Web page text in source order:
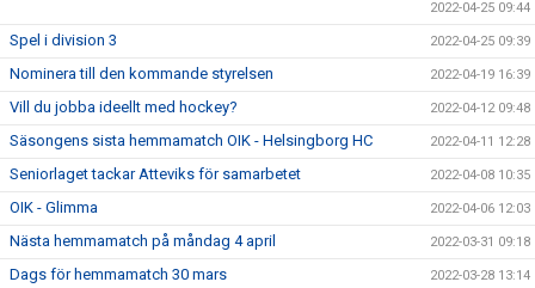
2022-04-25 09:44
Spel i division 3 2022-04-25 09:39
Nominera till den kommande styrelsen 2022-04-19 16:39
Vill du jobba ideellt med hockey? 2022-04-12 09:48
Säsongens sista hemmamatch OIK - Helsingborg HC 2022-04-11 12:28
Seniorlaget tackar Atteviks för samarbetet 2022-04-08 10:35
OIK - Glimma 2022-04-06 12:03
Nästa hemmamatch på måndag 4 april 2022-03-31 09:18
Dags för hemmamatch 30 mars 2022-03-28 13:14